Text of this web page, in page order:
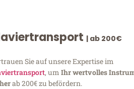
| ab 200€
Sie auf unsere Expertise im
, um Ihr wertvolles
ab 200€ zu befördern.